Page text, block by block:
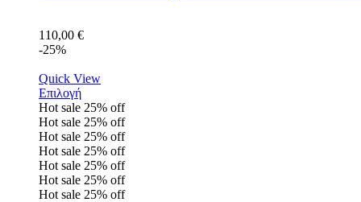
110,00 €
-25%
Quick View
Επιλογή
Hot sale 25% off
Hot sale 25% off
Hot sale 25% off
Hot sale 25% off
Hot sale 25% off
Hot sale 25% off
Hot sale 25% off